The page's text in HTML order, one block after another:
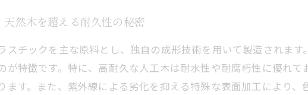
然木を超える耐久性の秘密
スチックを主な原料とし、独自の成形技術を用いて製造されま
が特徴です。特に、高耐久な人工木は耐水性や耐腐朽性に優れ
ます。また、紫外線による劣化を抑える特殊な表面加工により